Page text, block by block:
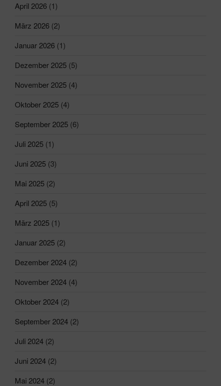
April 2026 (1)
März 2026 (2)
Januar 2026 (1)
Dezember 2025 (5)
November 2025 (4)
Oktober 2025 (4)
September 2025 (6)
Juli 2025 (1)
Juni 2025 (3)
Mai 2025 (2)
April 2025 (5)
März 2025 (1)
Januar 2025 (2)
Dezember 2024 (2)
November 2024 (4)
Oktober 2024 (2)
September 2024 (2)
Juli 2024 (2)
Juni 2024 (2)
Mai 2024 (2)